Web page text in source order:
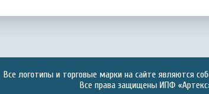
Все логотипы и торговые марки на сайте являются
Все права защищены ИПФ